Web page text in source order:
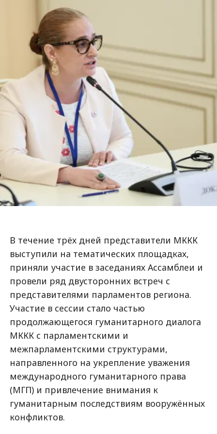
В течение трёх дней представители МККК
выступили на тематических площадках,
приняли участие в заседаниях Ассамблеи и
провели ряд двусторонних встреч с
представителями парламентов региона.
Участие в сессии стало частью
продолжающегося гуманитарного диалога
МККК с парламентскими и
межпарламентскими структурами,
направленного на укрепление уважения
международного гуманитарного права
(МГП) и привлечение внимания к
гуманитарным последствиям вооружённых
конфликтов.